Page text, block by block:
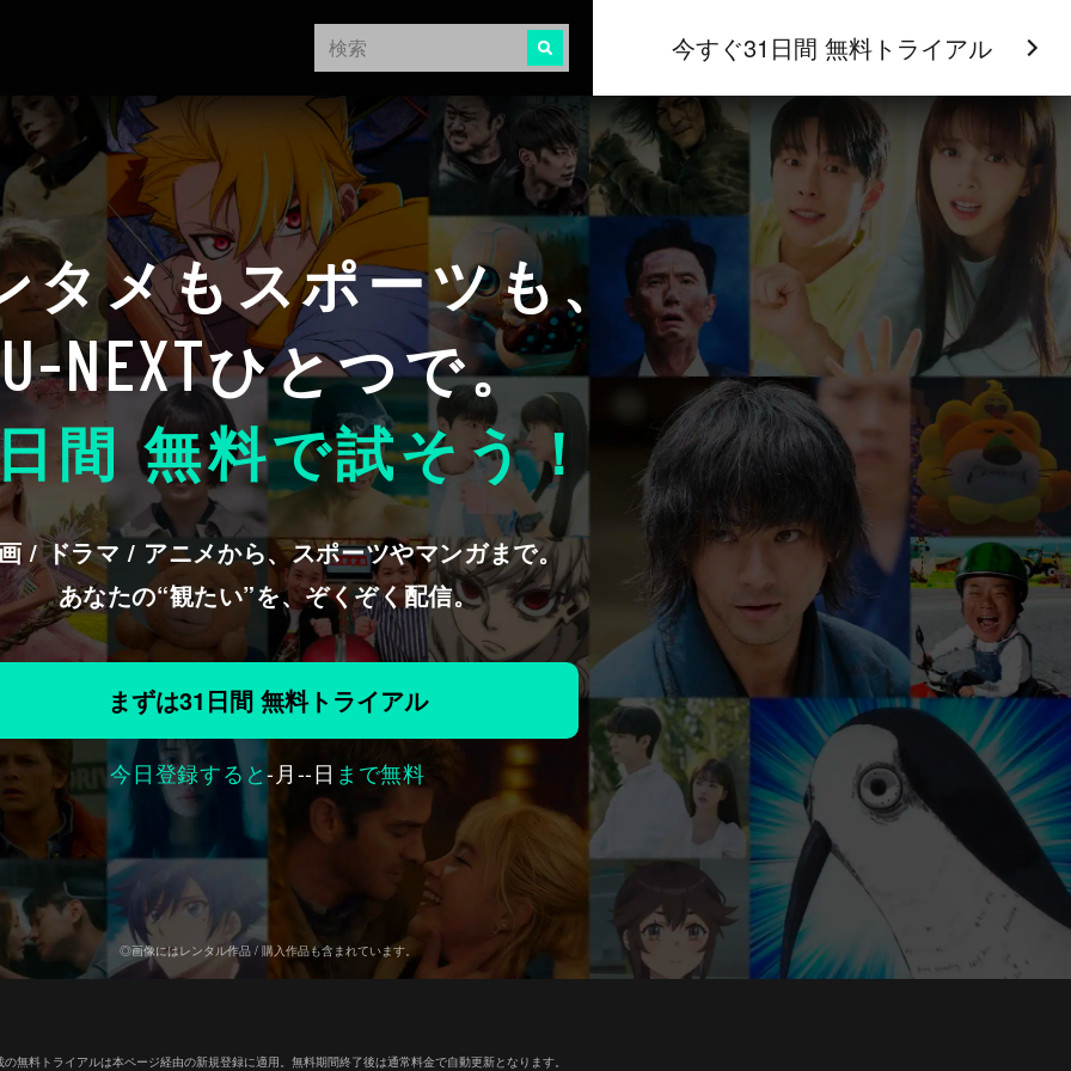
今すぐ31日間 無料トライアル
タメもスポーツも、
U-NEXTひとつで。
間 無料で試そう！
/ ドラマ / アニメから、スポーツやマンガまで。
あなたの“観たい”を、ぞくぞく配信。
まずは31日間 無料トライアル
今日登録すると-月--日 まで無料
◎画像にはレンタル作品 / 購入作品も含まれています。
無料トライアルは本ページ経由の新規登録に適用。無料期間終了後は通常料金で自動更新となります。